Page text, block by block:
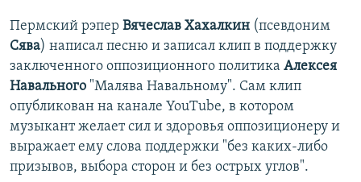
Пермский рэпер Вячеслав Хахалкин (псевдоним
Сява) написал песню и записал клип в поддержку
заключенного оппозиционного политика Алексея
Навального "Малява Навальному". Сам клип
опубликован на канале YouTube, в котором
музыкант желает сил и здоровья оппозиционеру и
выражает ему слова поддержки "без каких-либо
призывов, выбора сторон и без острых углов".